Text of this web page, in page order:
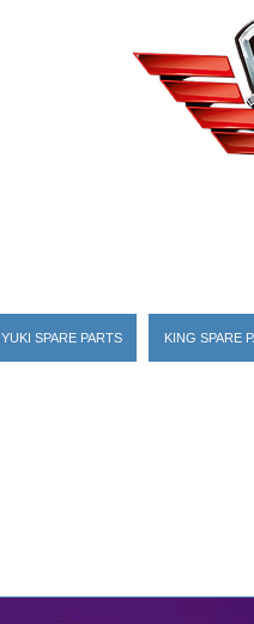
YUKI SPARE PARTS KING SPARE